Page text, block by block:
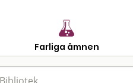
Farliga ämnen